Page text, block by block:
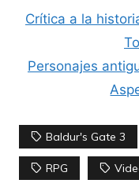
Crítica a la
Personajes
Baldur's Gate 3
RPG